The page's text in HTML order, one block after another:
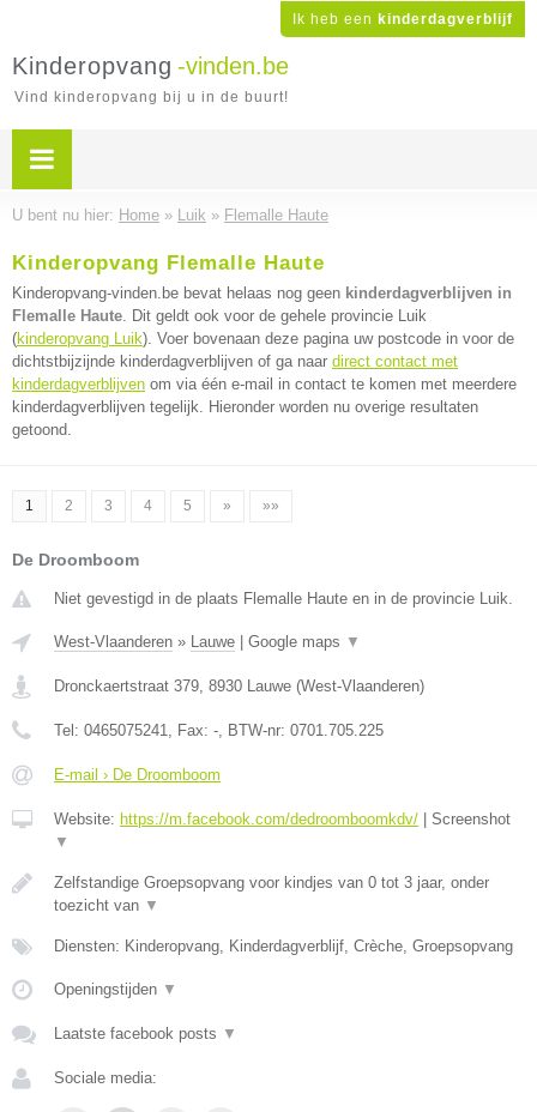
Ik heb een kinderdagverblijf
Kinderopvang -vinden.be
Vind kinderopvang bij u in de buurt!
U bent nu hier: Home » Luik » Flemalle Haute
Kinderopvang Flemalle Haute
Kinderopvang-vinden.be bevat helaas nog geen kinderdagverblijven in
Flemalle Haute. Dit geldt ook voor de gehele provincie Luik
(kinderopvang Luik). Voer bovenaan deze pagina uw postcode in voor de
dichtstbijzijnde kinderdagverblijven of ga naar direct contact met
kinderdagverblijven om via één e-mail in contact te komen met meerdere
kinderdagverblijven tegelijk. Hieronder worden nu overige resultaten
getoond.
1 2 3 4 5 » »»
De Droomboom
Niet gevestigd in de plaats Flemalle Haute en in de provincie Luik.
West-Vlaanderen » Lauwe Google maps ▼
Dronckaertstraat 379, 8930 Lauwe (West-Vlaanderen)
Tel: 0465075241, Fax: -, BTW-nr: 0701.705.225
E-mail › De Droomboom
Website: https://m.facebook.com/dedroomboomkdv/
Screenshot
▼
Zelfstandige Groepsopvang voor kindjes van 0 tot 3 jaar, onder
toezicht van ▼
Diensten: Kinderopvang, Kinderdagverblijf, Crèche, Groepsopvang
Openingstijden ▼
Laatste facebook posts ▼
Sociale media: